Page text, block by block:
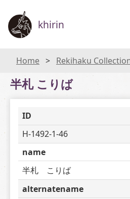
khirin
Home Rekihaku Collection Database (Collections
半札 こりば
ID
H-1492-1-46
name
半札　こりば
alternatename